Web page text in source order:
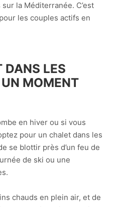
la Méditerranée. C’est
les couples actifs en
DANS LES
MOMENT
en hiver ou si vous
pour un chalet dans les
se blottir près d’un feu de
de ski ou une
chauds en plein air, et de